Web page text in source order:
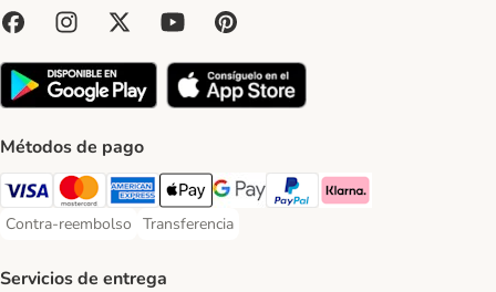
Métodos de pago
Visa Payment Method
Mastercard Payment Method
American Express Payment Method
Apple Pay Payment Method
Google Pay Payment Method
PayPal Payment Method
Klarna Payment Method
Contra-reembolso
Contra-reembolso Payment Method
Transferencia
Transferencia Payment Method
Servicios de entrega